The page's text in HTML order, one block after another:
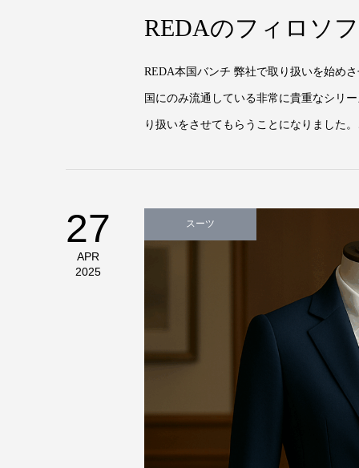
REDAのフィロソ
REDA本国バンチ 弊社で取り扱いを始め
国にのみ流通している非常に貴重なシリ
り扱いをさせてもらうことになりました
27
APR
2025
スーツ